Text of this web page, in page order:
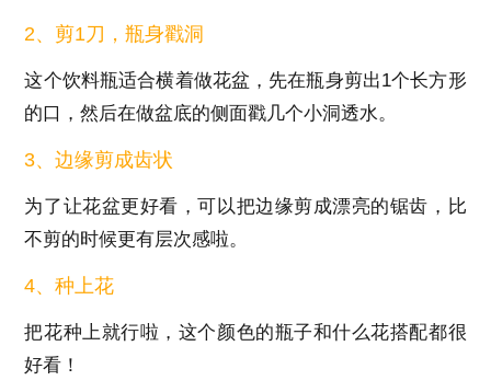
2、剪1刀，瓶身戳洞
这个饮料瓶适合横着做花盆，先在瓶身剪出1个长方形
的口，然后在做盆底的侧面戳几个小洞透水。
3、边缘剪成齿状
为了让花盆更好看，可以把边缘剪成漂亮的锯齿，比
不剪的时候更有层次感啦。
4、种上花
把花种上就行啦，这个颜色的瓶子和什么花搭配都很
好看！